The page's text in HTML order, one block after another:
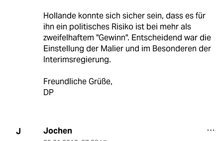
Hollande konnte sich sicher sein, dass es für
ihn ein politisches Risiko ist bei mehr als
zweifelhaftem "Gewinn". Entscheidend war die
Einstellung der Malier und im Besonderen der
Interimsregierung.
Freundliche Grüße,
DP
J Jochen